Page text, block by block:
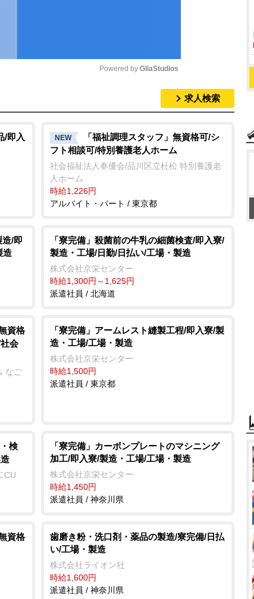
t
e
Powered by GliaStudios
求人検索
/即入 NEW
「福祉調理スタッフ」無資格可/シ
フト相談可/特別養護老人ホーム
社会福祉法人奉優会/品川区立杜松 特別養護老
人ホーム
時給1,226円
アルバイト・パート / 東京都
/即
造
「寮完備」殺菌前の牛乳の細菌検査/即入寮/
製造・工場/日勤/日払い/工場・製造
株式会社京栄センター
時給1,300円～1,625円
派遣社員 / 北海道
資格
会
なご
「寮完備」アームレスト縫製工程/即入寮/製
造・工場/工場・製造
株式会社京栄センター
時給1,500円
派遣社員 / 東京都
検
CU
「寮完備」カーボンプレートのマシニング
加工/即入寮/製造・工場/工場・製造
株式会社京栄センター
時給1,450円
派遣社員 / 神奈川県
資格
歯磨き粉・洗口剤・薬品の製造/寮完備/日払
い/工場・製造
株式会社ライオン社
時給1,600円
派遣社員 / 神奈川県